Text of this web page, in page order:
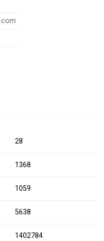
28
1368
1059
5638
1402784